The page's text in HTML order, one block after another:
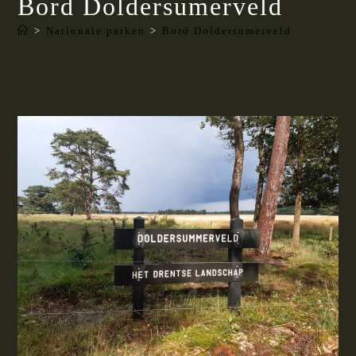
Bord Doldersumerveld
> Nationale parken > Bord Doldersumerveld